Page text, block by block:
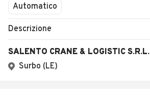
Automatico
Descrizione
SALENTO CRANE & LOGISTIC S.R.L.
Surbo (LE)